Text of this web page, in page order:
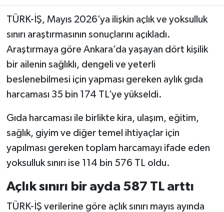
TÜRK-İŞ, Mayıs 2026’ya ilişkin açlık ve yoksulluk
sınırı araştırmasının sonuçlarını açıkladı.
Araştırmaya göre Ankara’da yaşayan dört kişilik
bir ailenin sağlıklı, dengeli ve yeterli
beslenebilmesi için yapması gereken aylık gıda
harcaması 35 bin 174 TL’ye yükseldi.
Gıda harcaması ile birlikte kira, ulaşım, eğitim,
sağlık, giyim ve diğer temel ihtiyaçlar için
yapılması gereken toplam harcamayı ifade eden
yoksulluk sınırı ise 114 bin 576 TL oldu.
Açlık sınırı bir ayda 587 TL arttı
TÜRK-İŞ verilerine göre açlık sınırı mayıs ayında